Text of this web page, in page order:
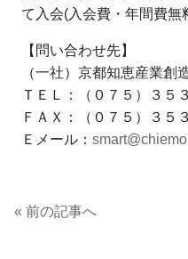
て入会(入会費・年間費無
【問い合わせ先】
（一社）京都知恵産業
ＴＥＬ：（０７５）３５
ＦＡＸ：（０７５）３５
Ｅメール：
« 前の記事へ